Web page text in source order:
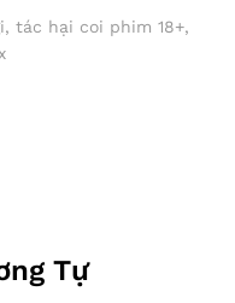
, tác hại coi phim 18+,
Tự